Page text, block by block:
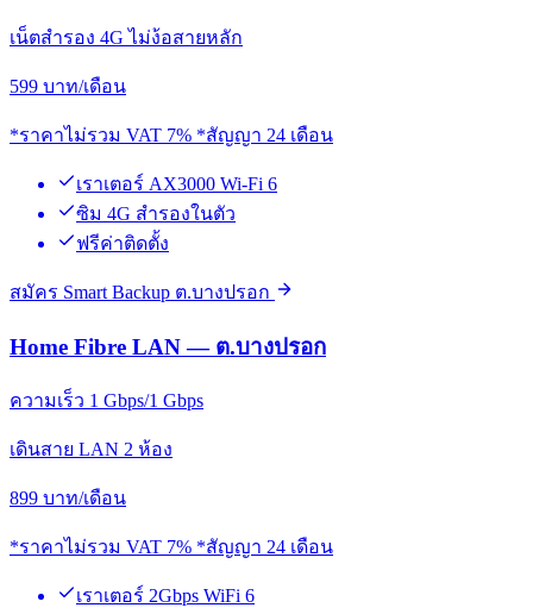
เน็ตสำรอง 4G ไม่ง้อสายหลัก
599 บาท/เดือน
*ราคาไม่รวม VAT 7% *สัญญา 24 เดือน
เราเตอร์ AX3000 Wi-Fi 6
ซิม 4G สำรองในตัว
ฟรีค่าติดตั้ง
สมัคร Smart Backup ต.บางปรอก
Home Fibre LAN — ต.บางปรอก
ความเร็ว 1 Gbps/1 Gbps
เดินสาย LAN 2 ห้อง
899 บาท/เดือน
*ราคาไม่รวม VAT 7% *สัญญา 24 เดือน
เราเตอร์ 2Gbps WiFi 6